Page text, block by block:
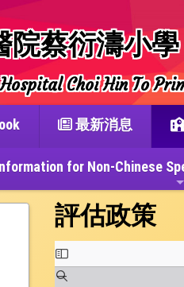
院蔡衍濤小學
Choi Hin To
最新消息
for Non-Chinese
評估政策